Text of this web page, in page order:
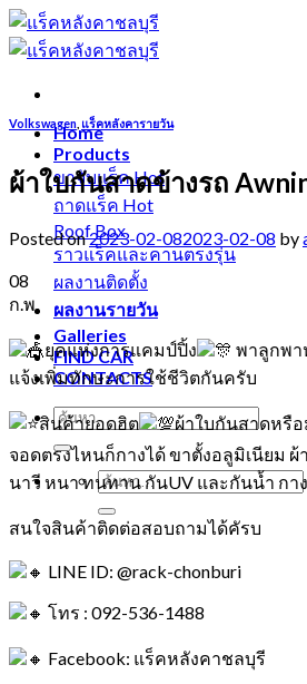
Skip
to
content
Home
Products
ขาจับแร็ค
ถาดแร็ค
Roof Box
ราวแร็คและคานตรงรุ่น
ผลงานติดตั้ง
ผลงานรายวัน
Galleries
FIND CAR
CONTACTS
Volkswagen แร็คหลังคารายวัน
ผ้าใบกันสาดข้างรถ
Posted on2023-02-082023-02-08 by
08
ก.พ.
ยุคแห่งการแคมป์ปิ้ง
พาลูกพา
แจ้งเพิ่มทักษะการใช้ชีวิตกันครับ
สินค้ายอดฮิต
ผ้าใบกันสาดหรือ
จอดตรงไหนก็กางได้ ขาตั้งอลูมิเนียม ผ้
นาวี หนา ทนทาน กันUV และกันน้ำ กาง
สนใจสินค้าติดต่อสอบถามได้คัรบ
LINE ID: @rack-chonburi
โทร : 092-536-1488
Facebook: แร็คหลังคาชลบุรี